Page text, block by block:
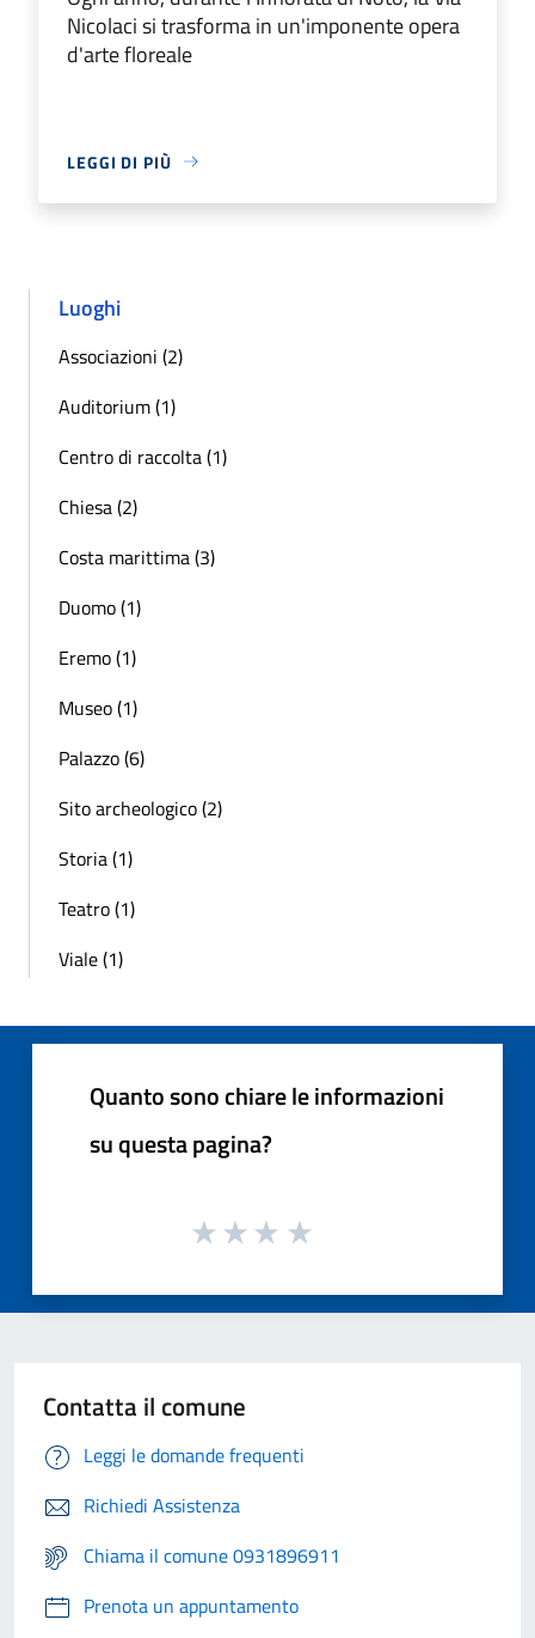
Nicolaci si trasforma in un'imponente opera
d'arte floreale
LEGGI DI PIÙ
Luoghi
Associazioni (2)
Auditorium (1)
Centro di raccolta (1)
Chiesa (2)
Costa marittima (3)
Duomo (1)
Eremo (1)
Museo (1)
Palazzo (6)
Sito archeologico (2)
Storia (1)
Teatro (1)
Viale (1)
Quanto sono chiare le informazioni
su questa pagina?
Contatta il comune
Leggi le domande frequenti
Richiedi Assistenza
Chiama il comune 0931896911
Prenota un appuntamento